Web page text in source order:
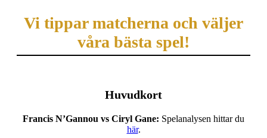
Vi tippar matcherna och väljer
våra bästa spel!
Huvudkort
Francis N’Gannou vs Ciryl Gane: Spelanalysen hittar du
här.